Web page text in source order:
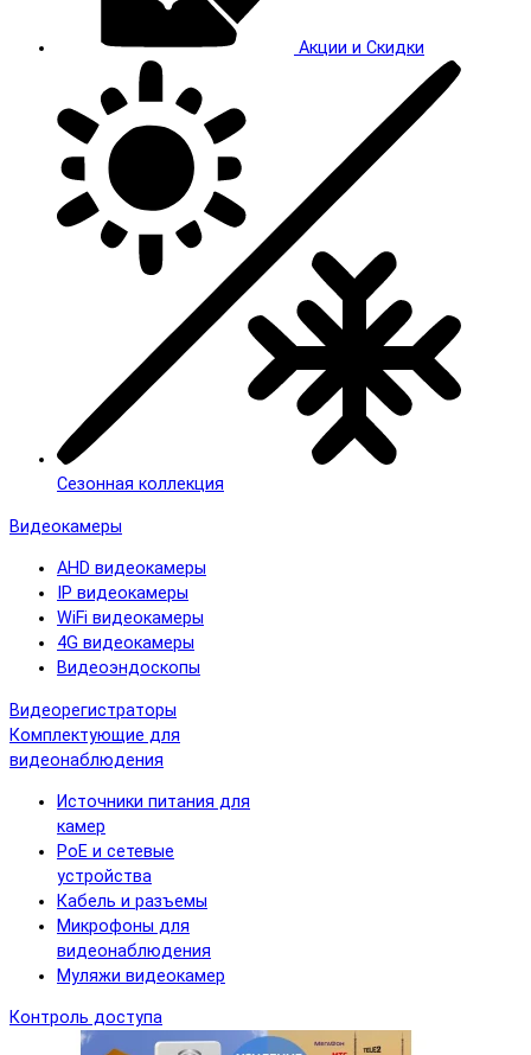
Акции и Скидки
Сезонная коллекция
Видеокамеры
AHD видеокамеры
IP видеокамеры
WiFi видеокамеры
4G видеокамеры
Видеоэндоскопы
Видеорегистраторы
Комплектующие для
видеонаблюдения
Источники питания для
камер
PoE и сетевые
устройства
Кабель и разъемы
Микрофоны для
видеонаблюдения
Муляжи видеокамер
Контроль доступа